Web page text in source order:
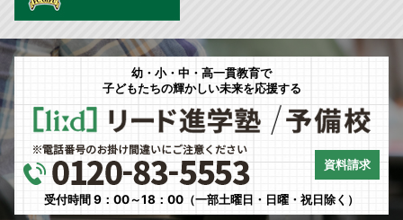
幼・小・中・高一貫教育で
子どもたちの輝かしい未来を応援する
資料請求
受付時間 9：00～18：00（一部土曜日・日曜・祝日除く）